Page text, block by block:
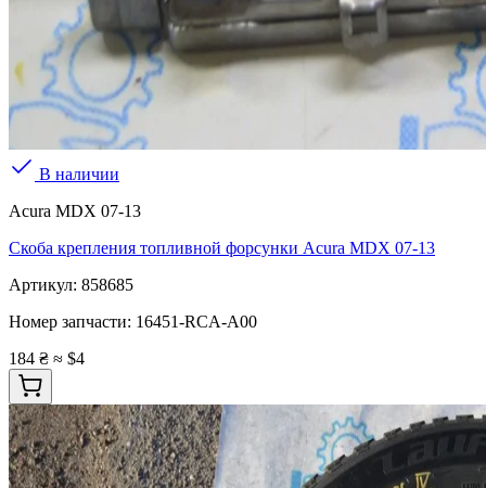
В наличии
Acura MDX 07-13
Скоба крепления топливной форсунки Acura MDX 07-13
Артикул: 858685
Номер запчасти: 16451-RCA-A00
184 ₴ ≈ $4